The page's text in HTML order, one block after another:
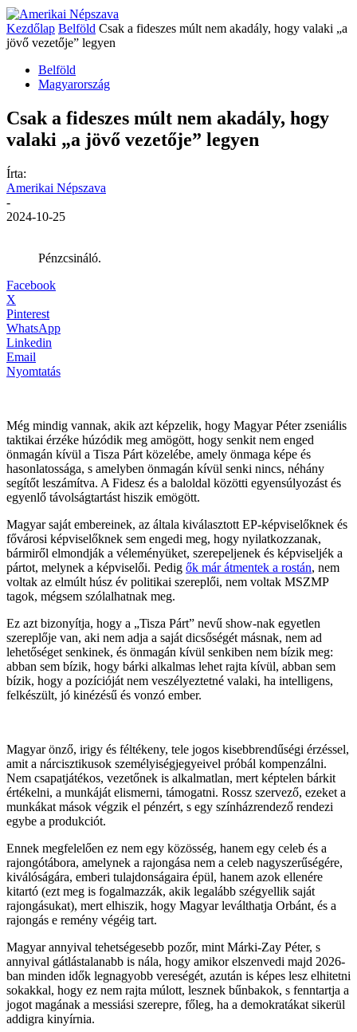
Kezdőlap Belföld Csak a fideszes múlt nem akadály, hogy valaki „a
jövő vezetője” legyen
Belföld
Magyarország
Csak a fideszes múlt nem akadály, hogy
valaki „a jövő vezetője” legyen
Írta:
Amerikai Népszava
-
2024-10-25
Pénzcsináló.
Facebook
X
Pinterest
WhatsApp
Linkedin
Email
Nyomtatás
Még mindig vannak, akik azt képzelik, hogy Magyar Péter zseniális
taktikai érzéke húzódik meg amögött, hogy senkit nem enged
önmagán kívül a Tisza Párt közelébe, amely önmaga képe és
hasonlatossága, s amelyben önmagán kívül senki nincs, néhány
segítőt leszámítva. A Fidesz és a baloldal közötti egyensúlyozást és
egyenlő távolságtartást hiszik emögött.
Magyar saját embereinek, az általa kiválasztott EP-képviselőknek és
fővárosi képviselőknek sem engedi meg, hogy nyilatkozzanak,
bármiről elmondják a véleményüket, szerepeljenek és képviseljék a
pártot, melynek a képviselői. Pedig ők már átmentek a rostán, nem
voltak az elmúlt húsz év politikai szereplői, nem voltak MSZMP
tagok, mégsem szólalhatnak meg.
Ez azt bizonyítja, hogy a „Tisza Párt” nevű show-nak egyetlen
szereplője van, aki nem adja a saját dicsőségét másnak, nem ad
lehetőséget senkinek, és önmagán kívül senkiben nem bízik meg:
abban sem bízik, hogy bárki alkalmas lehet rajta kívül, abban sem
bízik, hogy a pozícióját nem veszélyeztetné valaki, ha intelligens,
felkészült, jó kinézésű és vonzó ember.
Magyar önző, irigy és féltékeny, tele jogos kisebbrendűségi érzéssel,
amit a nárcisztikusok személyiségjegyeivel próbál kompenzálni.
Nem csapatjátékos, vezetőnek is alkalmatlan, mert képtelen bárkit
értékelni, a munkáját elismerni, támogatni. Rossz szervező, ezeket a
munkákat mások végzik el pénzért, s egy színházrendező rendezi
egybe a produkciót.
Ennek megfelelően ez nem egy közösség, hanem egy celeb és a
rajongótábora, amelynek a rajongása nem a celeb nagyszerűségére,
kiválóságára, emberi tulajdonságaira épül, hanem azok ellenére
kitartó (ezt meg is fogalmazzák, akik legalább szégyellik saját
rajongásukat), mert elhiszik, hogy Magyar leválthatja Orbánt, és a
rajongás e remény végéig tart.
Magyar annyival tehetségesebb pozőr, mint Márki-Zay Péter, s
annyival gátlástalanabb is nála, hogy amikor elszenvedi majd 2026-
ban minden idők legnagyobb vereségét, azután is képes lesz elhitetni
sokakkal, hogy ez nem rajta múlott, lesznek bűnbakok, s fenntartja a
jogot magának a messiási szerepre, főleg, ha a demokratákat sikerül
addigra kinyírnia.